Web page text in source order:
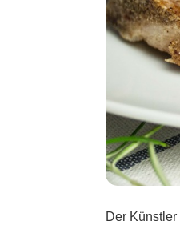
Der Künstler